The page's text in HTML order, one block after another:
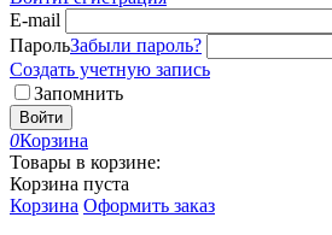
E-mail
ПарольЗабыли пароль?
Создать учетную запись
Запомнить
Войти
0Корзина
Товары в корзине:
Корзина пуста
Корзина Оформить заказ